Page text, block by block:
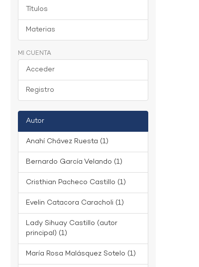
Títulos
Materias
MI CUENTA
Acceder
Registro
Autor
Anahí Chávez Ruesta (1)
Bernardo García Velando (1)
Cristhian Pacheco Castillo (1)
Evelin Catacora Caracholi (1)
Lady Sihuay Castillo (autor
principal) (1)
María Rosa Malásquez Sotelo (1)